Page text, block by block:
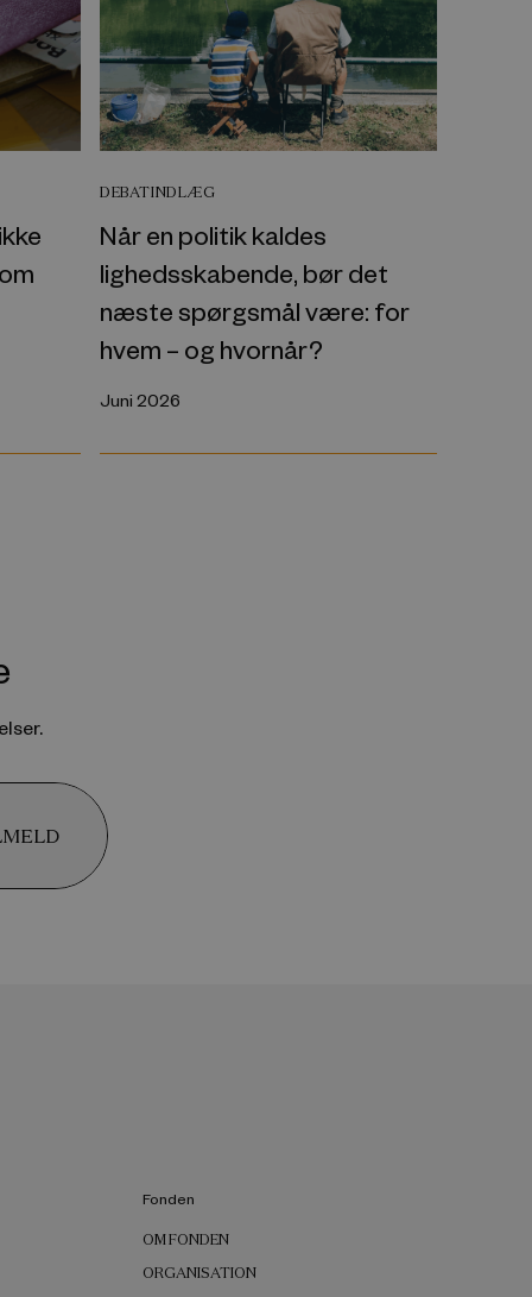
DEBATINDLÆG
Når en politik kaldes
lighedsskabende, bør det
næste spørgsmål være: for
hvem – og hvornår?
Juni 2026
Fonden
OM FONDEN
ORGANISATION